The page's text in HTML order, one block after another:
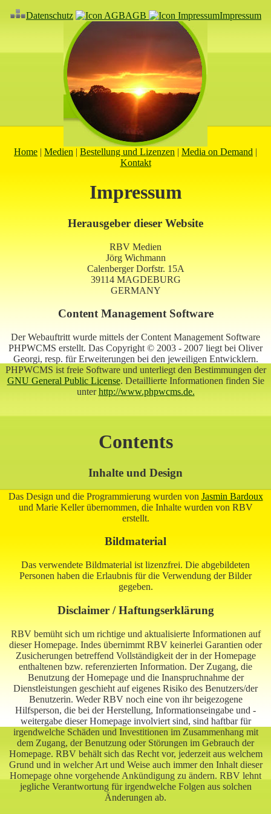
Datenschutz AGB Impressum
Home | Medien | Bestellung und Lizenzen | Media on Demand |
Kontakt
Impressum
Herausgeber dieser Website
RBV Medien
Jörg Wichmann
Calenberger Dorfstr. 15A
39114 MAGDEBURG
GERMANY
Content Management Software
Der Webauftritt wurde mittels der Content Management Software
PHPWCMS erstellt. Das Copyright © 2003 - 2007 liegt bei Oliver
Georgi, resp. für Erweiterungen bei den jeweiligen Entwicklern.
PHPWCMS ist freie Software und unterliegt den Bestimmungen der
GNU General Public License. Detaillierte Informationen finden Sie
unterhttp://www.phpwcms.de.
Contents
Inhalte und Design
Das Design und die Programmierung wurden von Jasmin Bardoux
und Marie Keller übernommen, die Inhalte wurden von RBV
erstellt.
Bildmaterial
Das verwendete Bildmaterial ist lizenzfrei. Die abgebildeten
Personen haben die Erlaubnis für die Verwendung der Bilder
gegeben.
Disclaimer / Haftungserklärung
RBV bemüht sich um richtige und aktualisierte Informationen auf
dieser Homepage. Indes übernimmt RBV keinerlei Garantien oder
Zusicherungen betreffend Vollständigkeit der in der Homepage
enthaltenen bzw. referenzierten Information. Der Zugang, die
Benutzung der Homepage und die Inanspruchnahme der
Dienstleistungen geschieht auf eigenes Risiko des Benutzers/der
Benutzerin. Weder RBV noch eine von ihr beigezogene
Hilfsperson, die bei der Herstellung, Informationseingabe und -
weitergabe dieser Homepage involviert sind, sind haftbar für
irgendwelche Schäden und Investitionen im Zusammenhang mit
dem Zugang, der Benutzung oder Störungen im Gebrauch der
Homepage. RBV behält sich das Recht vor, jederzeit aus welchem
Grund und in welcher Art und Weise auch immer den Inhalt dieser
Homepage ohne vorgehende Ankündigung zu ändern. RBV lehnt
jegliche Verantwortung für irgendwelche Folgen aus solchen
Änderungen ab.